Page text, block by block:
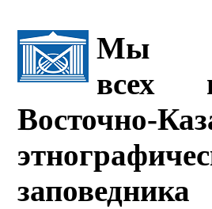
Мы
всех
Восточно-
заповедника